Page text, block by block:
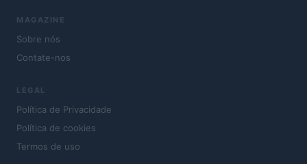
MAGAZINE
Sobre nós
Contate-nos
LEGAL
Política de Privacidade
Política de cookies
Termos de uso